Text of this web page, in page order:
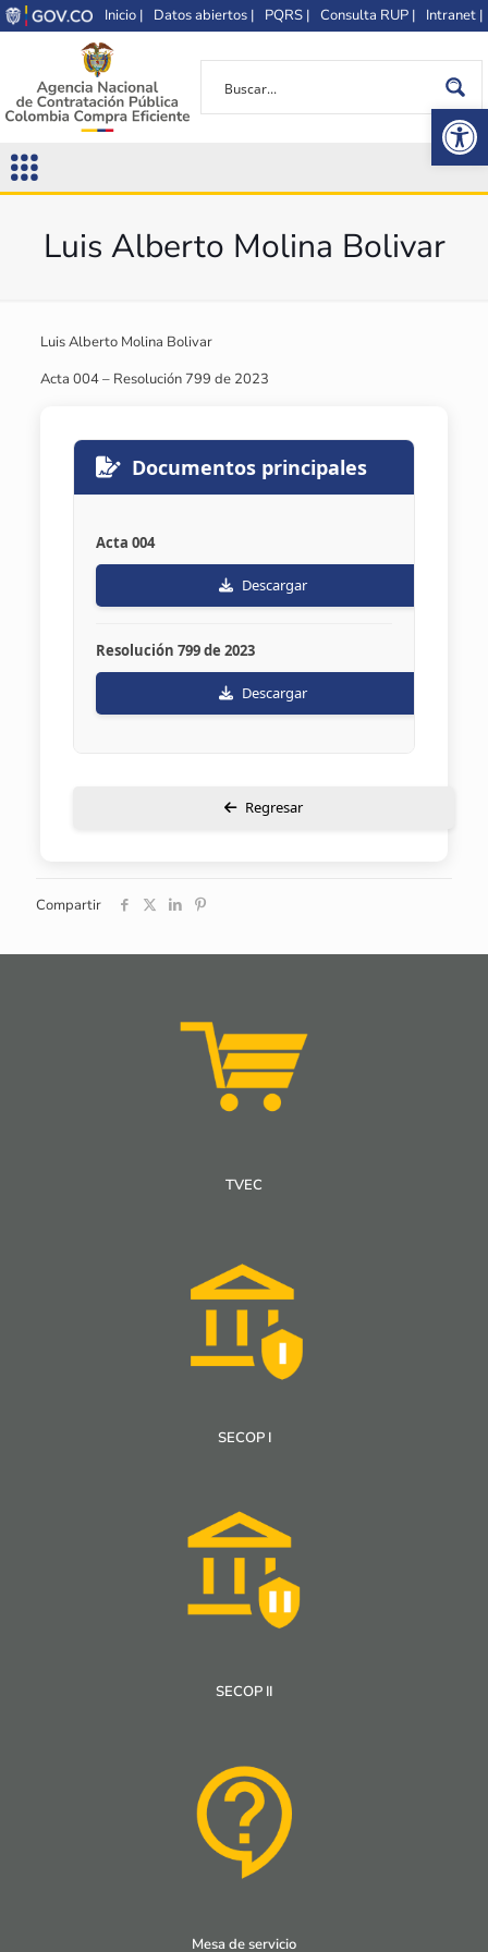
Inicio | Datos abiertos | PQRS | Consulta RUP | Intranet |
Luis Alberto Molina Bolivar
Luis Alberto Molina Bolivar
Acta 004 – Resolución 799 de 2023
Documentos principales
Acta 004
Descargar
Resolución 799 de 2023
Descargar
Regresar
Compartir
TVEC
SECOP I
SECOP II
Mesa de servicio